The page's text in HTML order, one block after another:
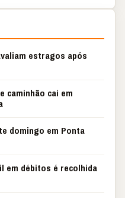
estragos após
caminhão cai em
domingo em Ponta
em débitos é recolhida